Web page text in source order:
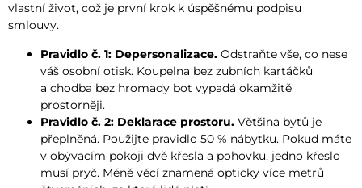
vlastní život, což je první krok k úspěšnému podpisu
smlouvy.
Pravidlo č. 1: Depersonalizace. Odstraňte vše, co nese
váš osobní otisk. Koupelna bez zubních kartáčků
a chodba bez hromady bot vypadá okamžitě
prostorněji.
Pravidlo č. 2: Deklarace prostoru. Většina bytů je
přeplněná. Použijte pravidlo 50 % nábytku. Pokud máte
v obývacím pokoji dvě křesla a pohovku, jedno křeslo
musí pryč. Méně věcí znamená opticky více metrů